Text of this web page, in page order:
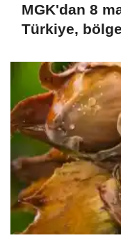
MGK'dan 8
Türkiye,